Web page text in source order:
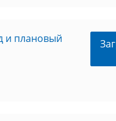
и плановый